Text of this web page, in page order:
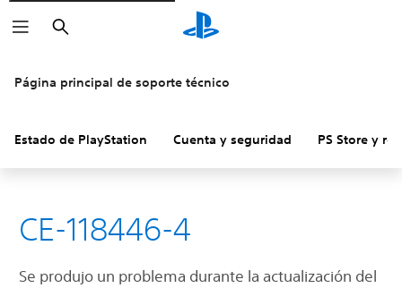
Buscar
Página principal de soporte técnico
Estado de PlayStation Cuenta y seguridad PS Store y
CE-118446-4
Se produjo un problema durante la actualización del